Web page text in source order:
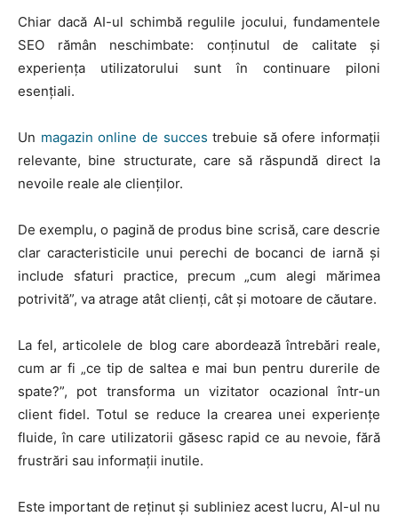
Chiar dacă AI-ul schimbă regulile jocului, fundamentele
SEO rămân neschimbate: conținutul de calitate și
experiența utilizatorului sunt în continuare piloni
esențiali.
Un magazin online de succes trebuie să ofere informații
relevante, bine structurate, care să răspundă direct la
nevoile reale ale clienților.
De exemplu, o pagină de produs bine scrisă, care descrie
clar caracteristicile unui perechi de bocanci de iarnă și
include sfaturi practice, precum „cum alegi mărimea
potrivită”, va atrage atât clienți, cât și motoare de căutare.
La fel, articolele de blog care abordează întrebări reale,
cum ar fi „ce tip de saltea e mai bun pentru durerile de
spate?”, pot transforma un vizitator ocazional într-un
client fidel. Totul se reduce la crearea unei experiențe
fluide, în care utilizatorii găsesc rapid ce au nevoie, fără
frustrări sau informații inutile.
Este important de reținut și subliniez acest lucru, AI-ul nu